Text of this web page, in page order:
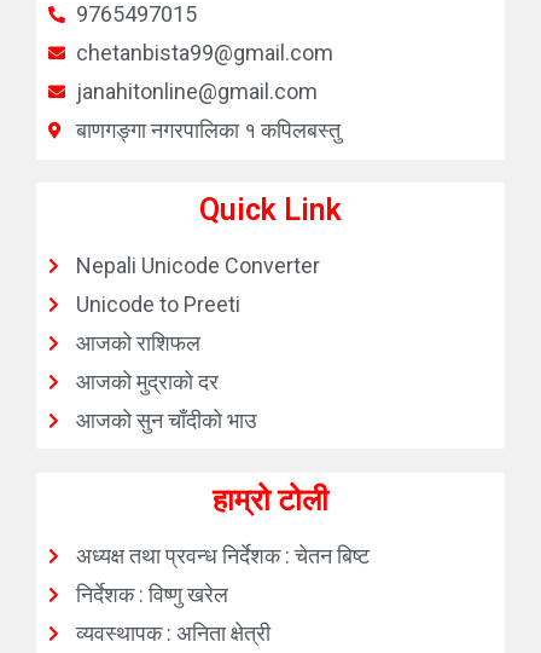
9765497015
chetanbista99@gmail.com
janahitonline@gmail.com
बाणगङ्गा नगरपालिका १ कपिलबस्तु
Quick Link
Nepali Unicode Converter
Unicode to Preeti
आजको राशिफल
आजको मुद्राको दर
आजको सुन चाँदीको भाउ
हाम्रो टोली
अध्यक्ष तथा प्रवन्ध निर्देशक : चेतन बिष्ट
निर्देशक : विष्णु खरेल
व्यवस्थापक : अनिता क्षेत्री